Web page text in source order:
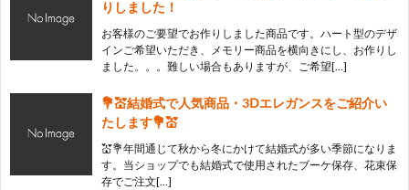
りしました！
お客様のご要望でお作りしました商品です。ハート型のデザ
インご希望いただき、メモリー商品を横向きにし、お作りし
ました。。。難しい場合もありますが、ご希望[…]
💐💒結婚式で人気商品・3Ⅾエレガンスをご紹介い
たします💐💒
💒💐年間通じて秋から冬にかけて結婚式が多い季節になりま
す。当ショップでも結婚式で使用されたブーケ保存、花束保
存でご注文[…]